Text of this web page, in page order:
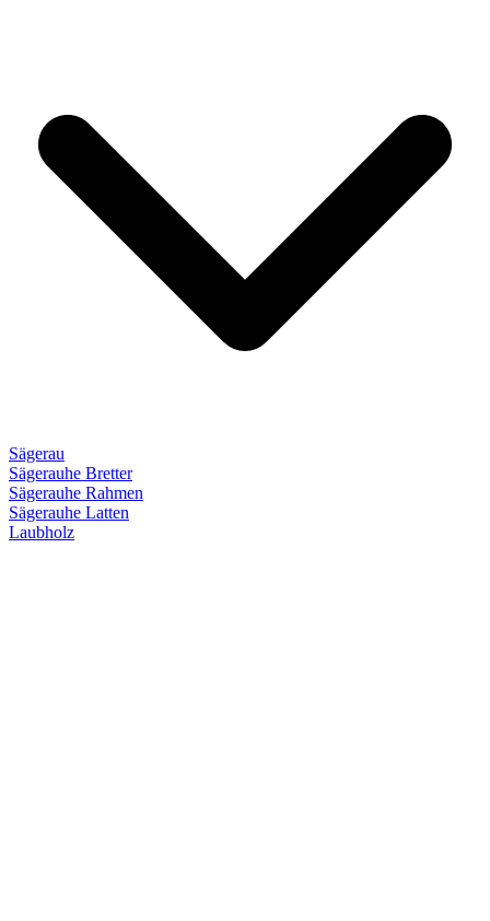
Sägerau
Sägerauhe Bretter
Sägerauhe Rahmen
Sägerauhe Latten
Laubholz